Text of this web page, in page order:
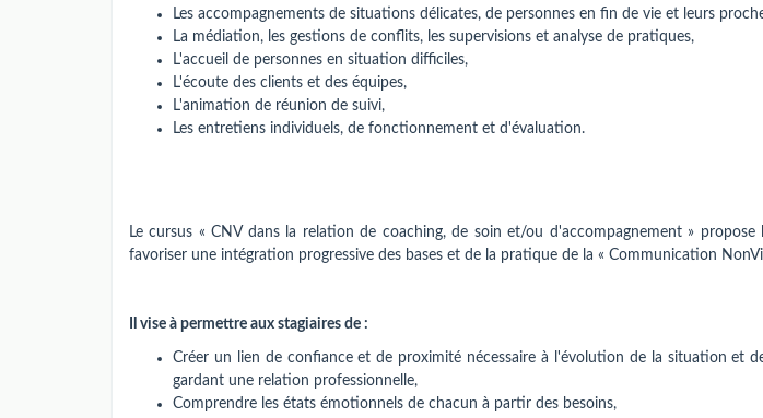
Les accompagnements de situations délicates, de personnes en fin de vie et leurs
La médiation, les gestions de conflits, les supervisions et analyse de pratiques,
L'accueil de personnes en situation difficiles,
L'écoute des clients et des équipes,
L'animation de réunion de suivi,
Les entretiens individuels, de fonctionnement et d'évaluation.
Le cursus « CNV dans la relation de coaching, de soin et/ou d'accompagnement »
favoriser une intégration progressive des bases et de la pratique de la « Communication
Il vise à permettre aux stagiaires de :
Créer un lien de confiance et de proximité nécessaire à l'évolution de la situation et
gardant une relation professionnelle,
Comprendre les états émotionnels de chacun à partir des besoins,